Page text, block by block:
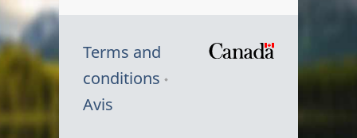
Terms and
conditions
Avis
Symbole